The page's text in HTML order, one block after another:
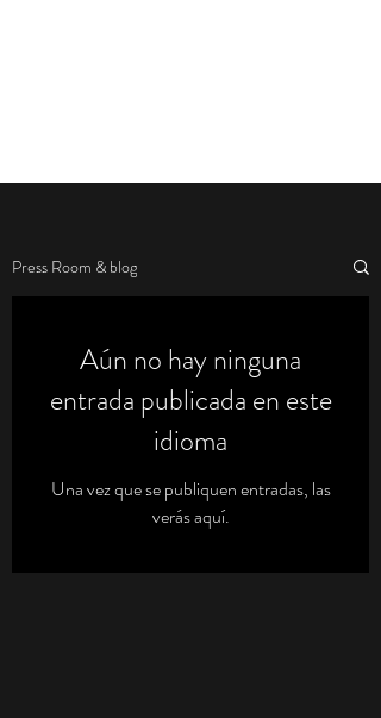
Press Room & blog
Aún no hay ninguna
entrada publicada en este
idioma
Una vez que se publiquen entradas, las
verás aquí.